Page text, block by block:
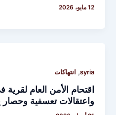
12 مايو، 2026
syria
, انتهاكات
اقتحام الأمن العام
واعتقالات تعسفية وحصار